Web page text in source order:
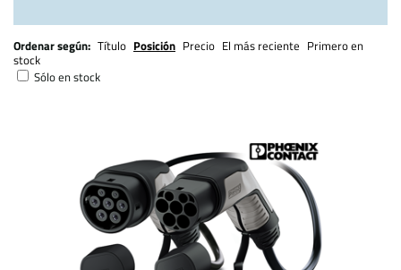
Ordenar según: Título Posición Precio El más reciente Primero en
stock
Sólo en stock